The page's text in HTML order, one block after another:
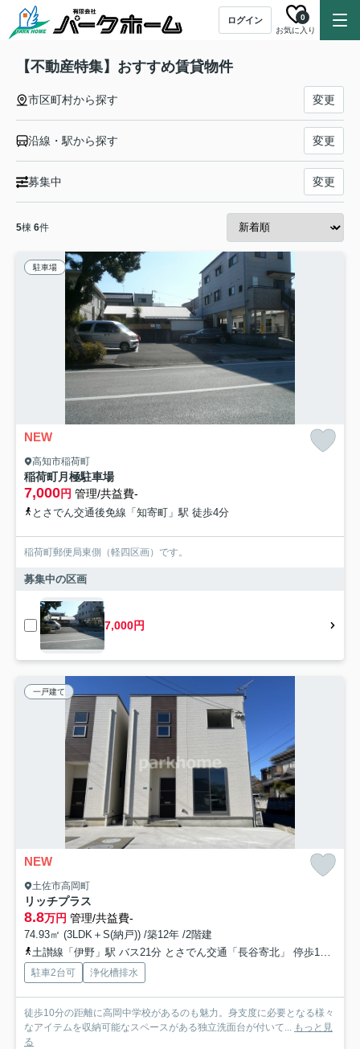
ログイン
お気に入り
0
【不動産特集】おすすめ賃貸物件
市区町村から探す 変更
沿線・駅から探す 変更
募集中 変更
5棟 6件
駐車場
NEW
高知市稲荷町
稲荷町月極駐車場
7,000円 管理/共益費-
とさでん交通後免線「知寄町」駅 徒歩4分
稲荷町郵便局東側（軽四区画）です。
募集中の区画
7,000円
一戸建て
NEW
土佐市高岡町
リッチプラス
8.8万円 管理/共益費-
74.93㎡ (3LDK＋S(納戸)) /築12年 /2階建
土讃線「伊野」駅 バス21分 とさでん交通「長谷寄北」 停歩10分
駐車2台可 浄化槽排水
徒歩10分の距離に高岡中学校があるのも魅力。身支度に必要となる様々
なアイテムを収納可能なスペースがある独立洗面台が付いて... もっと見
る